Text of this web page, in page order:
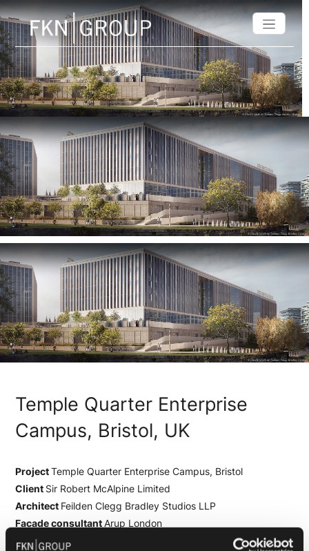
Temple Quarter Enterprise
Campus, Bristol, UK
ProjectTemple Quarter Enterprise Campus, Bristol
Client Sir Robert McAlpine Limited
Architect Feilden Clegg Bradley Studios LLP
Facade consultantArup London
Year of construction